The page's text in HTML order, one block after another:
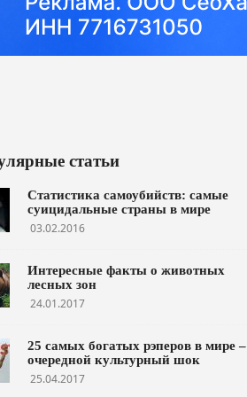
статьи
Статистика самоубийств: самые
суицидальные страны в мире
03.02.2016
Интересные факты о животных
лесных зон
24.01.2017
25 самых богатых рэперов в мире –
очередной культурный шок
25.04.2017